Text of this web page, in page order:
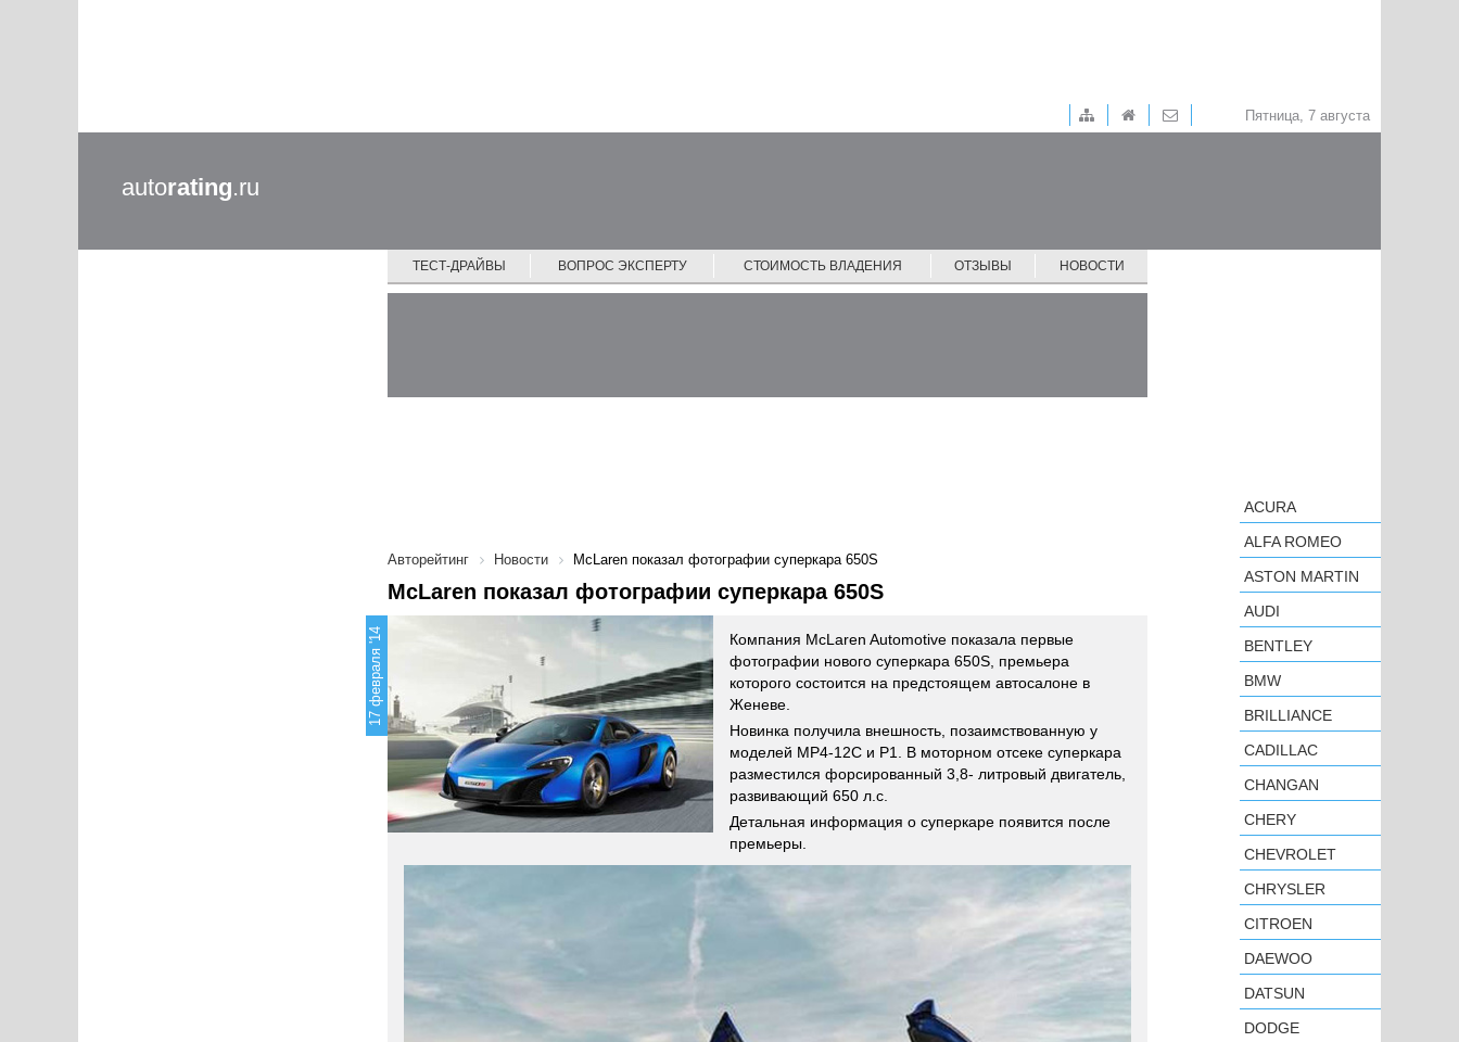
Пятница, 7 августа
autorating.ru
ТЕСТ-ДРАЙВЫ ВОПРОС ЭКСПЕРТУ СТОИМОСТЬ ВЛАДЕНИЯ ОТЗЫВЫ НОВОСТИ
Авторейтинг Новости McLaren показал фотографии суперкара 650S
McLaren показал фотографии суперкара 650S
17 февраля '14
Компания McLaren Automotive показала первые
фотографии нового суперкара 650S, премьера
которого состоится на предстоящем автосалоне в
Женеве.
Новинка получила внешность, позаимствованную у
моделей MP4-12C и P1. В моторном отсеке суперкара
разместился форсированный 3,8- литровый двигатель,
развивающий 650 л.с.
Детальная информация о суперкаре появится после
премьеры.
ACURA
ALFA ROMEO
ASTON MARTIN
AUDI
BENTLEY
BMW
BRILLIANCE
CADILLAC
CHANGAN
CHERY
CHEVROLET
CHRYSLER
CITROEN
DAEWOO
DATSUN
DODGE